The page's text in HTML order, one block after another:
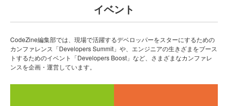
イベント
CodeZine編集部では、現場で活躍するデベロッパーをスターにするための
カンファレンス「Developers Summit」や、エンジニアの生きざまをブース
トするためのイベント「Developers Boost」など、さまざまなカンファレ
ンスを企画・運営しています。